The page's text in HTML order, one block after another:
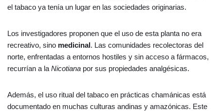
el tabaco ya tenía un lugar en las sociedades originarias.
Los investigadores proponen que el uso de esta planta no era
recreativo, sino medicinal. Las comunidades recolectoras del
norte, enfrentadas a entornos hostiles y sin acceso a fármacos,
recurrían a la Nicotiana por sus propiedades analgésicas.
Además, el uso ritual del tabaco en prácticas chamánicas está
documentado en muchas culturas andinas y amazónicas. Este